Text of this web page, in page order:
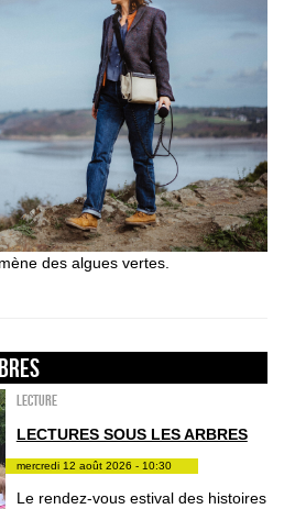
des algues vertes.
Lecture
LECTURES SOUS LES ARBRES
mercredi 12 août 2026 - 10:30
Le rendez-vous estival des histoires